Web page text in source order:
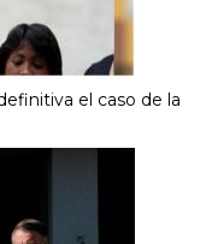
el caso de la